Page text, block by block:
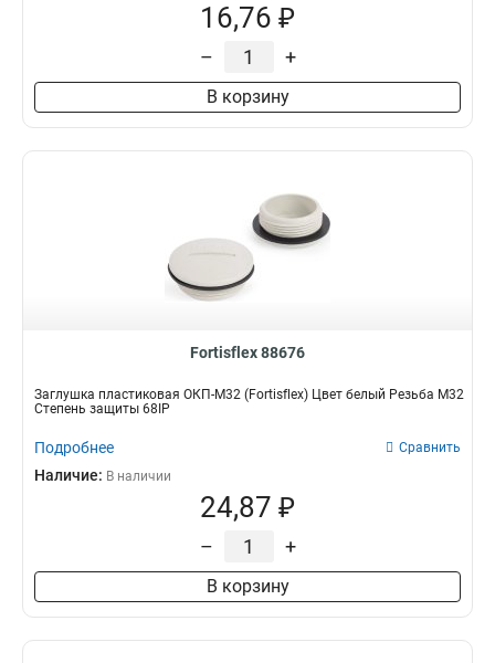
16,76 ₽
– +
В корзину
Fortisflex 88676
Заглушка пластиковая ОКП-M32 (Fortisflex) Цвет белый Резьба M32
Степень защиты 68IP
Подробнее Сравнить
Наличие: В наличии
24,87 ₽
– +
В корзину